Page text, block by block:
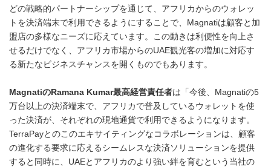
どの戦略的パートナーシップを通じて、アフリカからのウォレッ
トを決済端末で利用できるようにすることで、Magnatiは顧客と加
盟店の多様なニーズに応えています。この動きは利便性を向上さ
せるだけでなく、アフリカ市場からのUAE観光客の増加に対応す
る新たなビジネスチャンスを開くものでもあります。
Magnatiの Ramana Kumar最高経営責任者は「今後、Magnatiの5
万台以上の決済端末で、アフリカで普及しているウォレットを使
った決済が、それぞれの現地通貨で利用できるようになります。
TerraPayとのこのエキサイティングなコラボレーションは、顧客
の進化する要求に応えるシームレスな決済ソリューションを提供
すると同時に、UAEとアフリカのより強い絆を育むという当社の